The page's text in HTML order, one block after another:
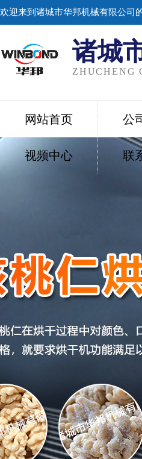
欢迎来到诸城市华邦机械有限公司
诸城
ZHUCHENG
网站首页 公
视频中心 联